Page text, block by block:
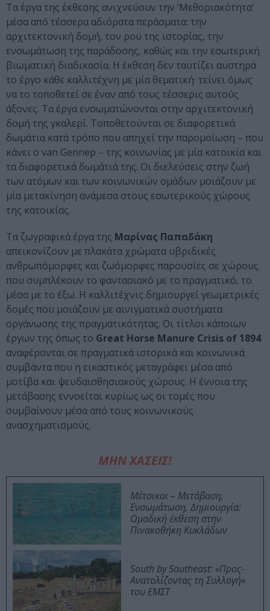
Τα έργα της έκθεσης ανιχνεύουν την ‘Μεθοριακότητα’
μέσα από τέσσερα αδιόρατα περάσματα: την
αρχιτεκτονική δομή, τον ρου της ιστορίας, την
ενσωμάτωση της παράδοσης, καθώς και την εσωτερική
βιωματική διαδικασία. Η έκθεση δεν ταυτίζει αυστηρά
το έργο κάθε καλλιτέχνη με μία θεματική· τείνει όμως
να το τοποθετεί σε έναν από τους τέσσερις αυτούς
άξονες. Τα έργα ενσωματώνονται στην αρχιτεκτονική
δομή της γκαλερί. Toποθετούνται σε διαφορετικά
δωμάτια κατά τρόπο που απηχεί την παρομοίωση – πoυ
κάνει ο van Gennep – της κοινωνίας με μία κατοικία και
τα διαφορετικά δωμάτιά της. Οι διελεύσεις στην ζωή
των ατόμων και των κοινωνικών ομάδων μοιάζουν με
μία μετακίνηση ανάμεσα στους εσωτερικούς χώρους
της κατοικίας.
Τα ζωγραφικά έργα της Μαρίνας Παπαδάκη
απεικονίζουν με πλακάτα χρώματα υβριδικές
ανθρωπόμορφες και ζωόμορφες παρουσίες σε χώρους
που συμπλέκουν το φαντασιακό με το πραγματικό, το
μέσα με το έξω. Η καλλιτέχνις δημιουργεί γεωμετρικές
δομές που μοιάζουν με αινιγματικά συστήματα
οργάνωσης της πραγματικότητας. Οι τίτλοι κάποιων
έργων της όπως το Great Horse Manure Crisis of 1894
αναφέρονται σε πραγματικά ιστορικά και κοινωνικά
συμβάντα που η εικαστικός μεταγράφει μέσα από
μοτίβα και ψευδαισθησιακούς χώρους. Η έννοια της
μετάβασης εννοείται κυρίως ως οι τομές που
συμβαίνουν μέσα από τους κοινωνικούς
ανασχηματισμούς.
ΜΗΝ ΧΑΣΕΙΣ!
Μέτοικοι – Μετάβαση,
Ενσωμάτωση, Δημιουργία:
Ομαδική έκθεση στην
Πινακοθήκη Κυκλάδων
South by Southeast: «Προς-
Ανατολίζοντας τη Συλλογή»
του ΕΜΣΤ